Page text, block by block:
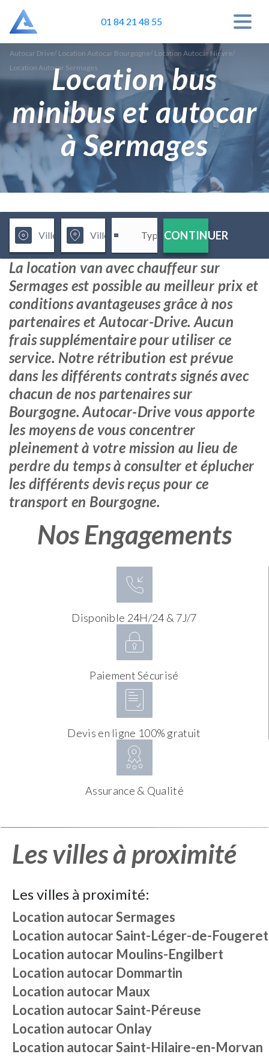
01 84 21 48 55
Autocar Drive/ Location Autocar Bourgogne/ Location Autocar Nièvre/
Location Autocar Sermages
Location bus
minibus et autocar
à Sermages
CONTINUER
La location van avec chauffeur sur
Sermages est possible au meilleur prix et
conditions avantageuses grâce à nos
partenaires et Autocar-Drive. Aucun
frais supplémentaire pour utiliser ce
service. Notre rétribution est prévue
dans les différents contrats signés avec
chacun de nos partenaires sur
Bourgogne. Autocar-Drive vous apporte
les moyens de vous concentrer
pleinement à votre mission au lieu de
perdre du temps à consulter et éplucher
les différents devis reçus pour ce
transport en Bourgogne.
Nos Engagements
Disponible 24H/24 & 7J/7
Paiement Sécurisé
Devis en ligne 100% gratuit
Assurance & Qualité
Les villes à proximité
Les villes à proximité:
Location autocarSermages
Location autocarSaint-Léger-de-Fougeret
Location autocar Moulins-Engilbert
Location autocar Dommartin
Location autocar Maux
Location autocarSaint-Péreuse
Location autocarOnlay
Location autocarSaint-Hilaire-en-Morvan